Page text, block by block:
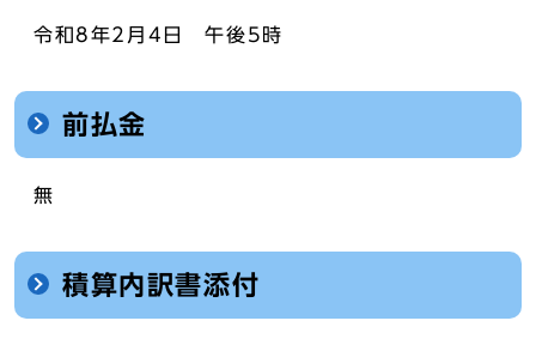
令和8年2月4日 午後5時
前払金
無
積算内訳書添付